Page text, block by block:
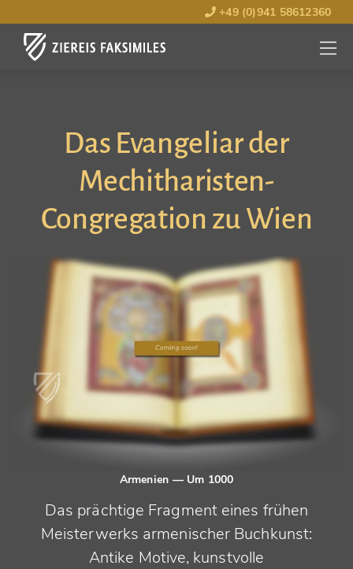
+49 (0)941 58612360
MENÜ
Das Evangeliar der
Mechitharisten-
Congregation zu Wien
Armenien — Um 1000
Das prächtige Fragment eines frühen
Meisterwerks armenischer Buchkunst:
Antike Motive, kunstvolle